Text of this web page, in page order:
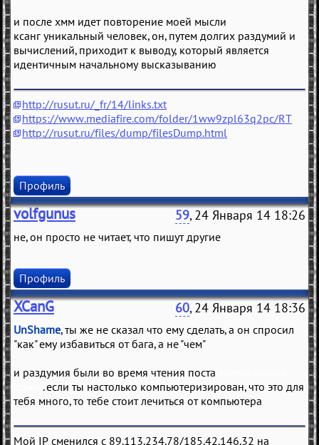
и после хмм идет повторение моей мысли
ксанг уникальный человек, он, путем долгих раздумий и
вычислений, приходит к выводу, который является
идентичным начальному высказыванию
http://rusut.ru/_fr/14/links.txt
https://www.mediafire.com/folder/1ww9zpl63q2pc/RT
http://rusut.ru/files/dump/filesDump.html
Профиль
volfgunus 59, 24 Января 14 18:26
не, он просто не читает, что пишут другие
Профиль
XCanG 60, 24 Января 14 18:36
UnShame, ты же не сказал что ему сделать, а он спросил
"как" ему избавиться от бага, а не "чем"
и раздумия были во время чтения поста
. если ты настолько компьютеризирован, что это для
тебя много, то тебе стоит лечиться от компьютера
Мой IP сменился с 89.113.234.78/185.42.146.32 на